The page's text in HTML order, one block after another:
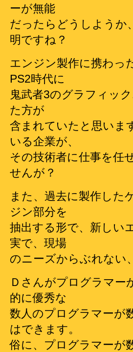
ーが無能
だったらどうしようか
明ですね？
エンジン製作に携わっ
PS2時代に
鬼武者3のグラフィッ
た方が
含まれていたと思いま
いる企業が、
その技術者に仕事を任
せんが？
また、過去に製作した
ジン部分を
抽出する形で、新しい
実で、現場
のニーズからぶれない
Ｄさんがプログラマー
的に優秀な
数人のプログラマーが
はできます。
俗に、プログラマーが